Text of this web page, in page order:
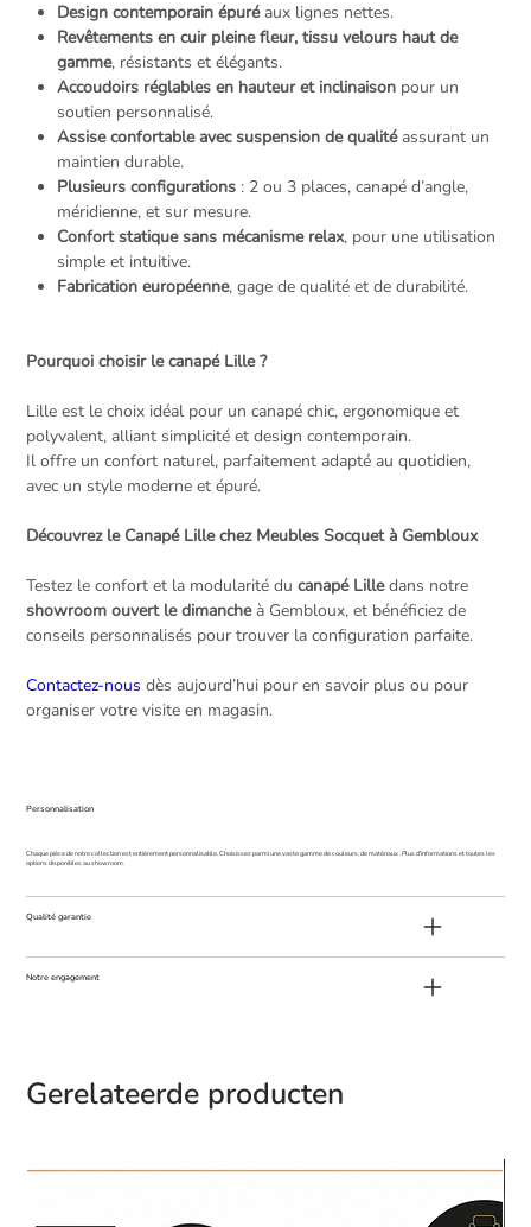
Design contemporain épuréaux lignes nettes.
Revêtements en cuir pleine fleur, tissu velours haut de
gamme, résistants et élégants.
Accoudoirs réglables en hauteur et inclinaisonpour un
soutien personnalisé.
Assise confortable avec suspension de qualitéassurant un
maintien durable.
Plusieurs configurations: 2 ou 3 places, canapé d’angle,
méridienne, et sur mesure.
Confort statique sans mécanisme relax, pour une utilisation
simple et intuitive.
Fabrication européenne, gage de qualité et de durabilité.
Pourquoi choisir le canapé Lille ?
Lille est le choix idéal pour un canapé chic, ergonomique et
polyvalent, alliant simplicité et design contemporain.
Il offre un confort naturel, parfaitement adapté au quotidien,
avec un style moderne et épuré.
Découvrez le Canapé Lille chez Meubles Socquet à Gembloux
Testez le confort et la modularité ducanapé Lilledans notre
showroom ouvert le dimancheà Gembloux, et bénéficiez de
conseils personnalisés pour trouver la configuration parfaite.
Contactez-nousdès aujourd’hui pour en savoir plus ou pour
organiser votre visite en magasin.
Personnalisation
Chaque pièce de notre collection est entièrement personnalisable. Choisissez parmi une vaste gamme de couleurs, de matériaux . Plus d'informations et toutes les
options disponibles au showroom.
Qualité garantie
Notre engagement
Gerelateerde producten